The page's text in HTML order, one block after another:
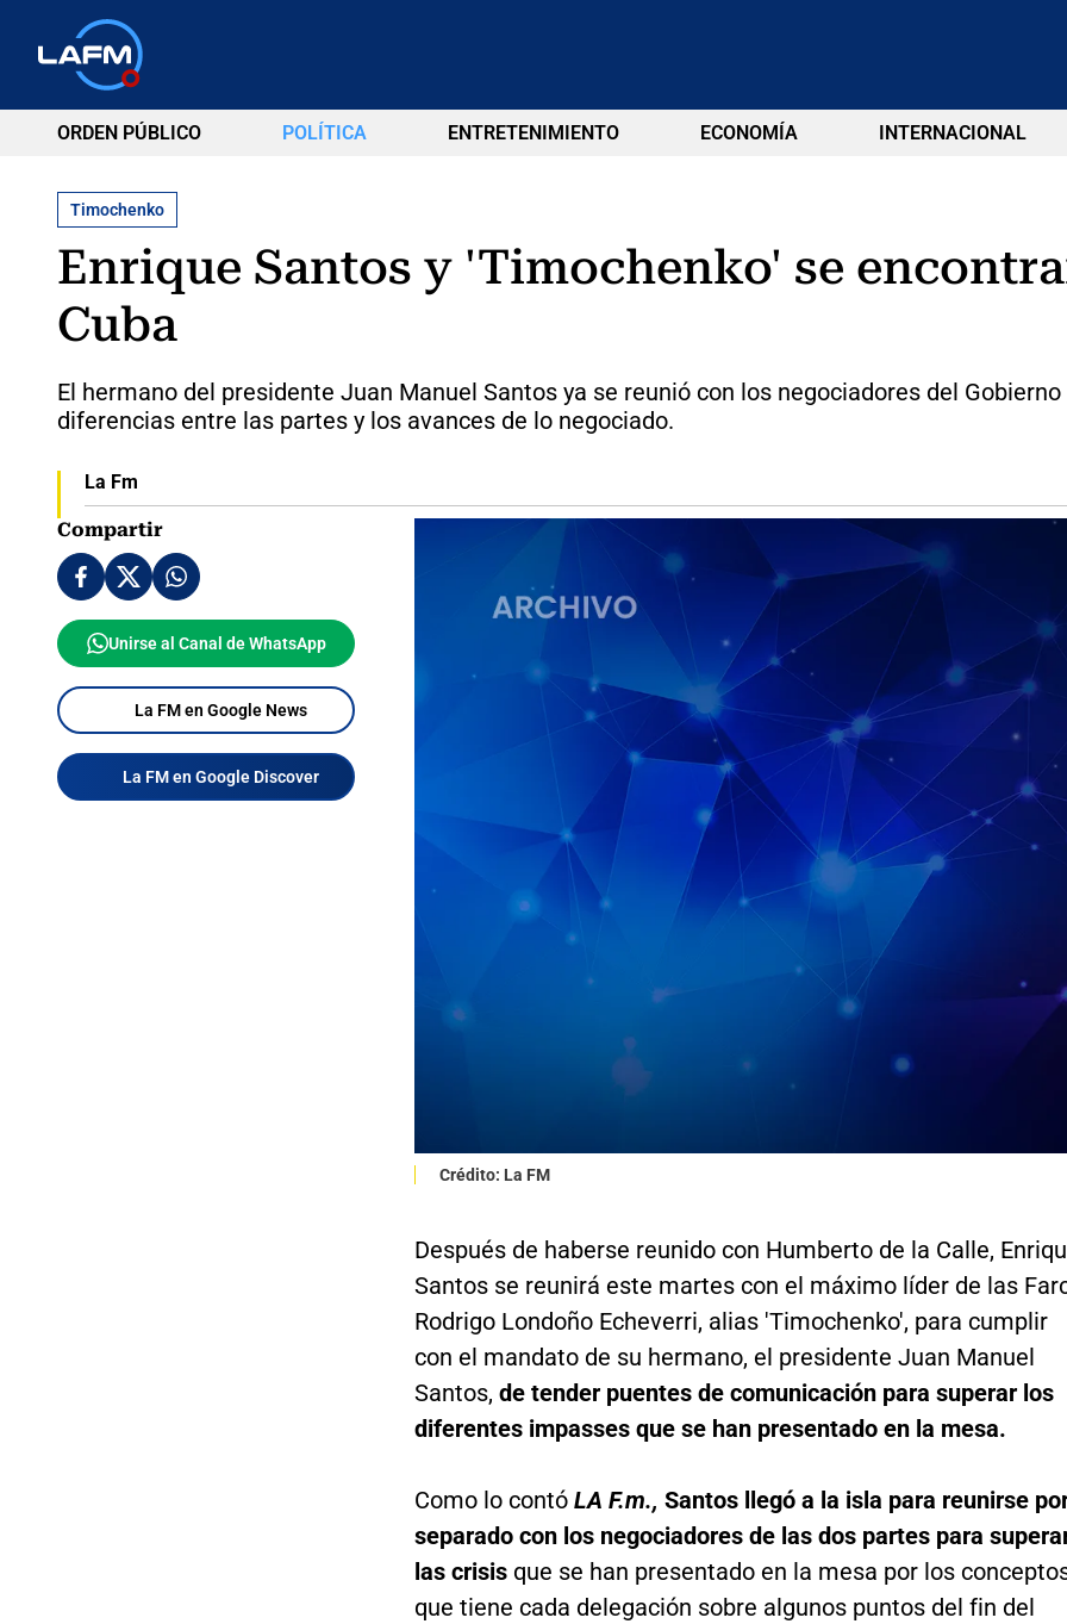
ORDEN PÚBLICO POLÍTICA ENTRETENIMIENTO ECONOMÍA INTERNACIONAL
Timochenko
Enrique Santos y 'Timochenko' se
Cuba
El hermano del presidente Juan Manuel Santos ya se reunió con los negociadores del
diferencias entre las partes y los avances de lo negociado.
La Fm
Compartir
Unirse al Canal de WhatsApp
La FM en Google News
La FM en Google Discover
Crédito: La FM
Después de haberse reunido con Humberto de la Calle,
Santos se reunirá este martes con el máximo líder de las
Rodrigo Londoño Echeverri, alias 'Timochenko', para cumplir
con el mandato de su hermano, el presidente Juan Manuel
Santos, de tender puentes de comunicación para superar los
diferentes impasses que se han presentado en la mesa.
Como lo contó LA F.m., Santos llegó a la isla para reunirse
separado con los negociadores de las dos partes para
las crisis que se han presentado en la mesa por los
que tiene cada delegación sobre algunos puntos del fin del